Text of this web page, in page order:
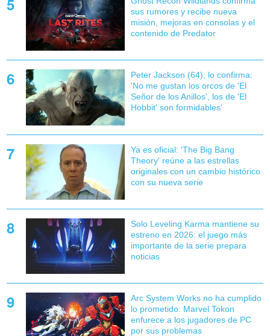
sus rumores y recibe nueva
misión, mejoras en consolas y el
contenido de Predator
Peter Jackson (64), lo confirma:
'No me gustan los orcos de 'El
Señor de los Anillos', los de 'El
Hobbit' son formidables'
Ya es oficial: 'The Big Bang
Theory' reúne a las estrellas
originales con un cambio histórico
con su nueva serie
Solo Leveling Karma mantiene su
estreno en 2026: el juego más
importante de la serie prepara
noticias
Arc System Works no ha cumplido
lo prometido: Marvel Tokon
enfurece a los jugadores de PC
por sus problemas